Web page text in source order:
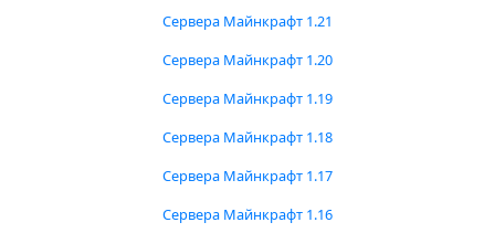
Сервера Майнкрафт 1.21
Сервера Майнкрафт 1.20
Сервера Майнкрафт 1.19
Сервера Майнкрафт 1.18
Сервера Майнкрафт 1.17
Сервера Майнкрафт 1.16